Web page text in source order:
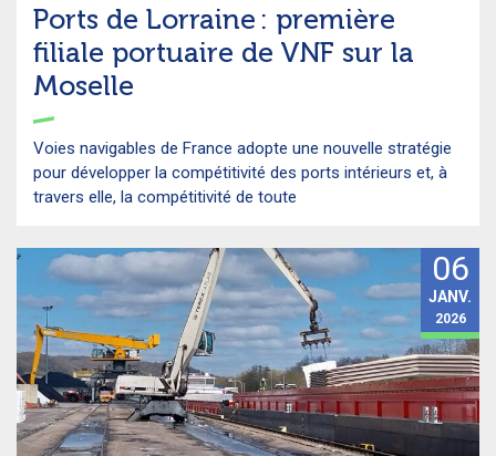
Ports de Lorraine : première
filiale portuaire de VNF sur la
Moselle
Voies navigables de France adopte une nouvelle stratégie
pour développer la compétitivité des ports intérieurs et, à
travers elle, la compétitivité de toute
06
JANV.
2026